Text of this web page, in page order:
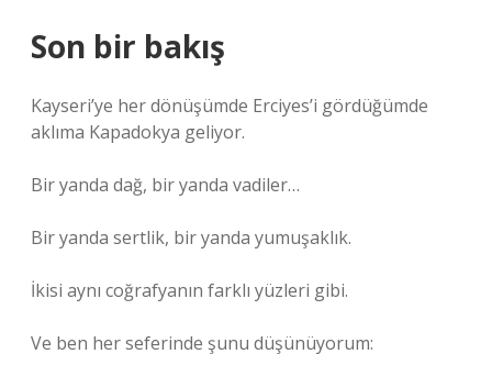
Son bir bakış
Kayseri’ye her dönüşümde Erciyes’i gördüğümde
aklıma Kapadokya geliyor.
Bir yanda dağ, bir yanda vadiler…
Bir yanda sertlik, bir yanda yumuşaklık.
İkisi aynı coğrafyanın farklı yüzleri gibi.
Ve ben her seferinde şunu düşünüyorum: